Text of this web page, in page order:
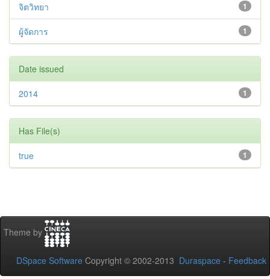
1
จิตวิทยา
1
ผู้จัดการ
Date issued
1
2014
Has File(s)
1
true
Theme by
DSpace Software Copyright © 2002-2013 Duraspace - Feedback